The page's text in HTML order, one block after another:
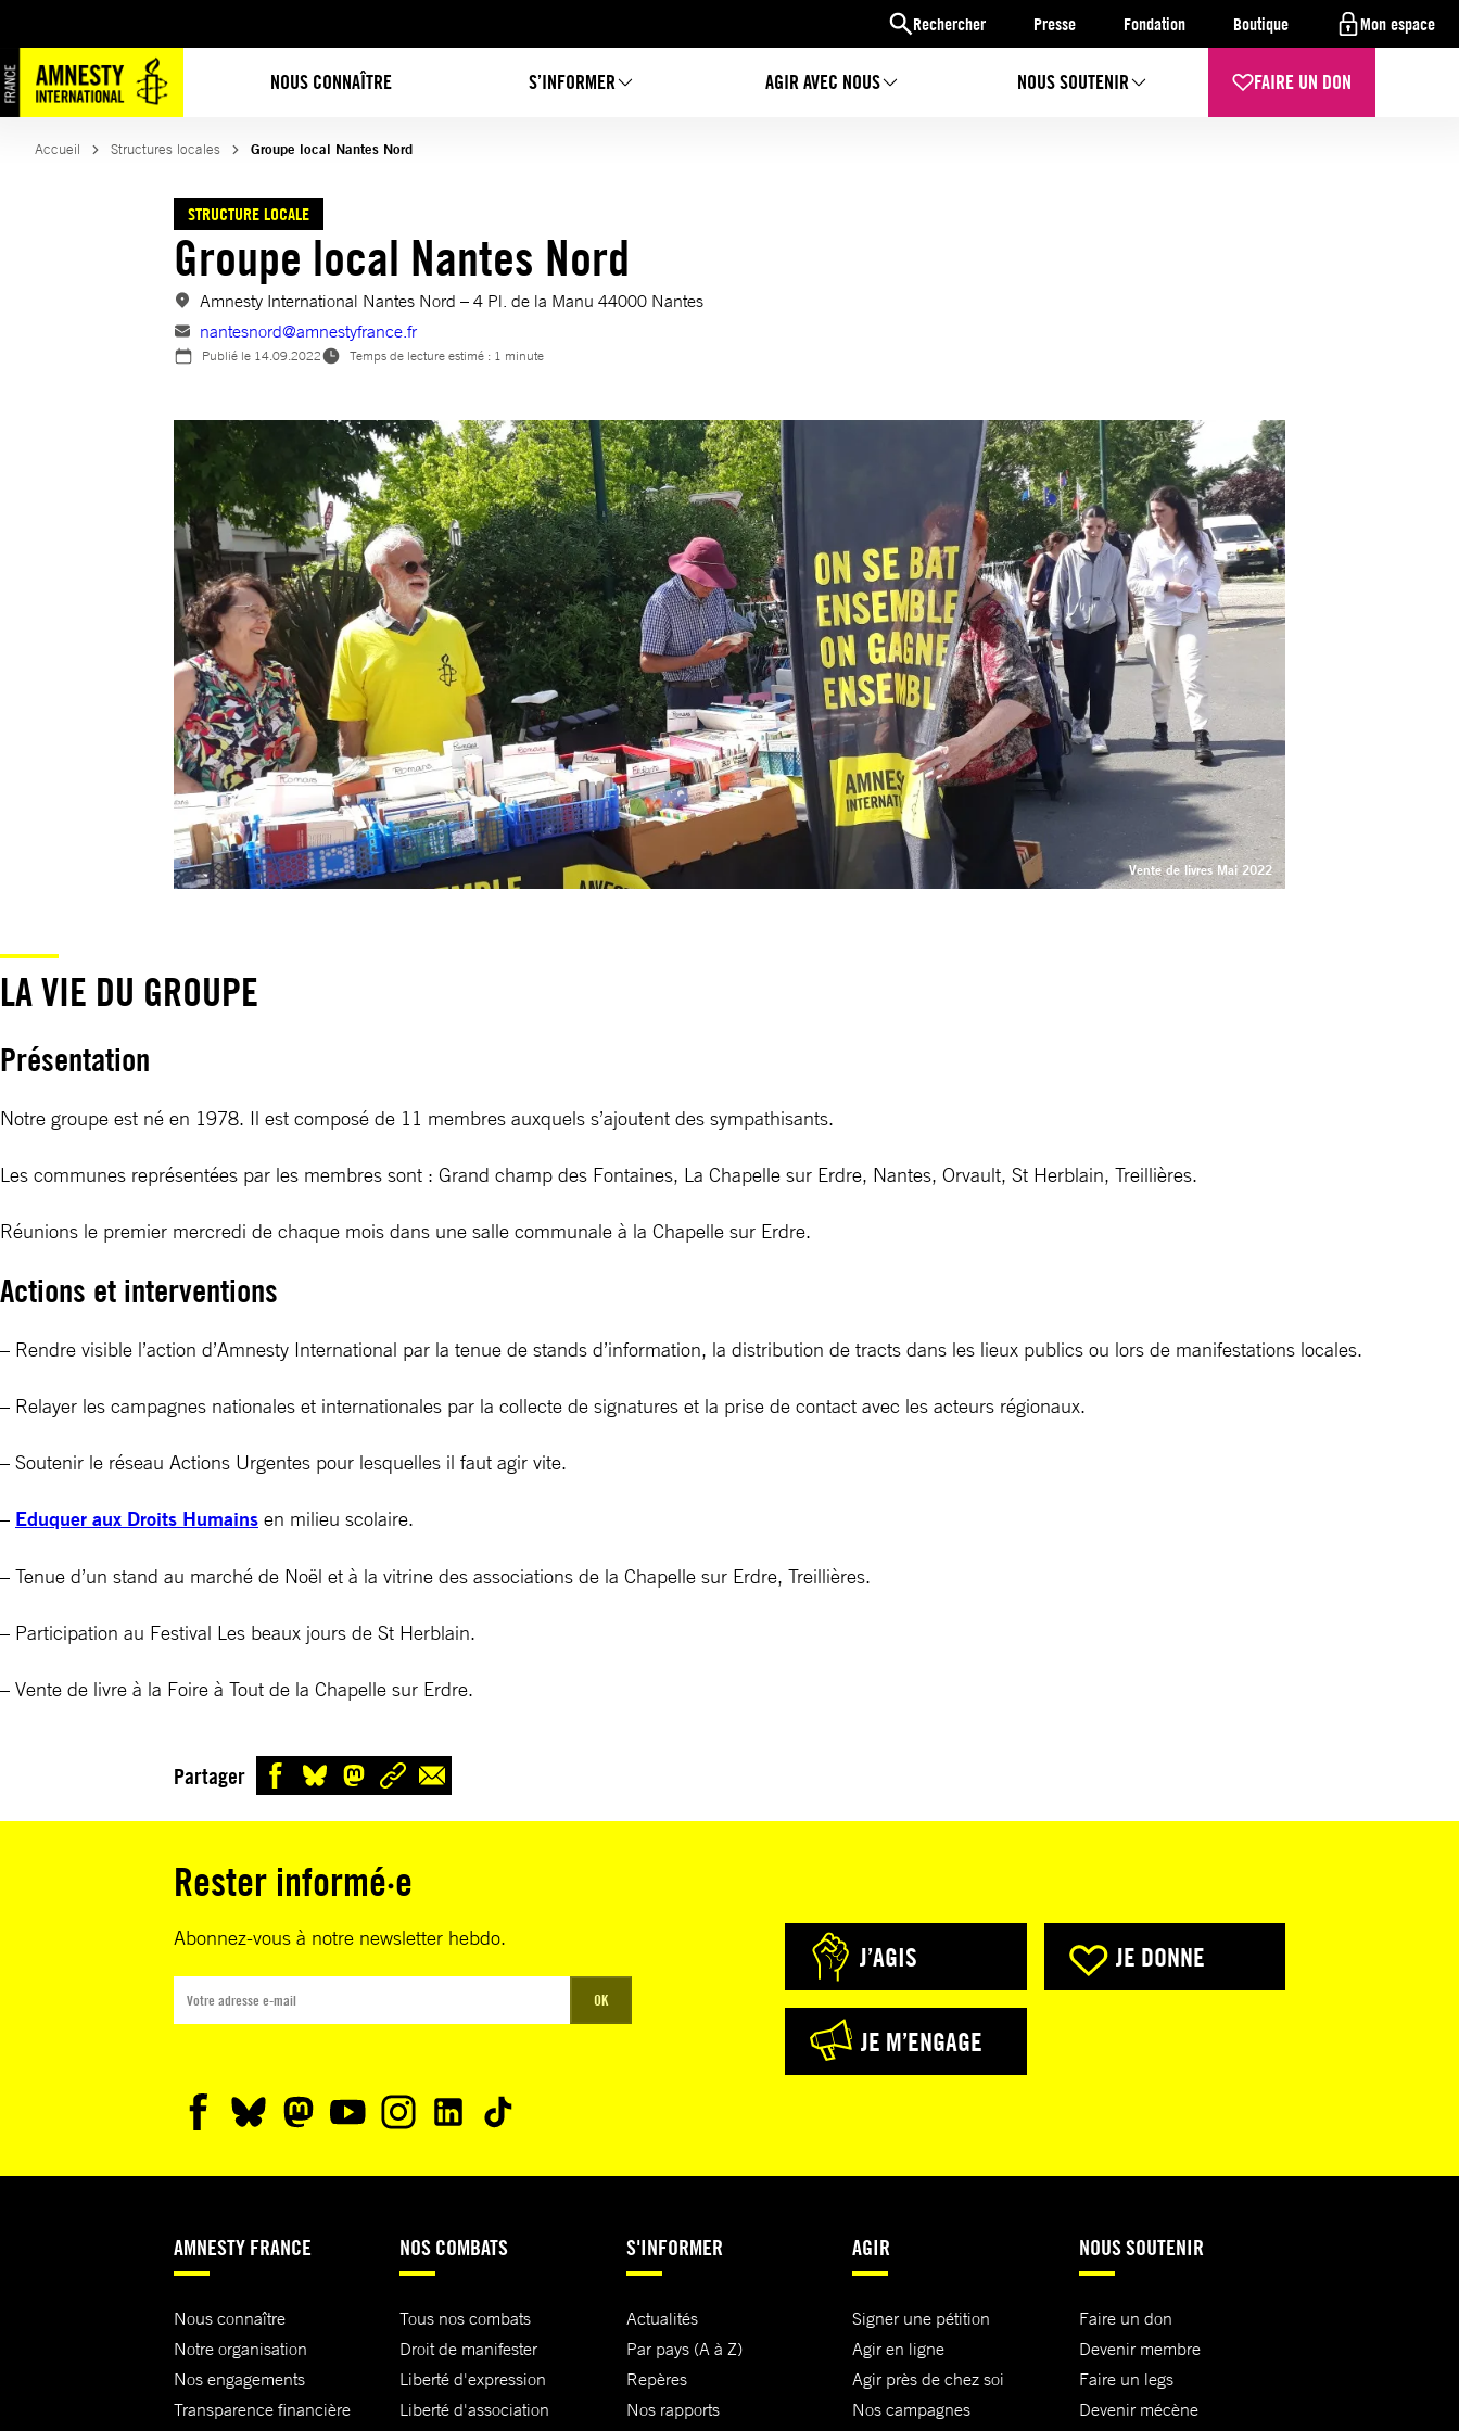
Rechercher Presse Fondation Boutique Mon espace
NOUS CONNAÎTRE S’INFORMER AGIR AVEC NOUS NOUS SOUTENIR FAIRE UN DON
au
contenu
Accueil Structures locales Groupe local Nantes Nord
STRUCTURE LOCALE
Groupe local Nantes Nord
Amnesty International Nantes Nord – 4 Pl. de la Manu 44000 Nantes
nantesnord@amnestyfrance.fr
Publié le 14.09.2022 Temps de lecture estimé : 1 minute
Vente de livres Mai 2022
LA VIE DU GROUPE
Présentation
Notre groupe est né en 1978. Il est composé de 11 membres auxquels s’ajoutent des sympathisants.
Les communes représentées par les membres sont : Grand champ des Fontaines, La Chapelle sur Erdre, Nantes, Orvault, St Herblain, Treillières.
Réunions le premier mercredi de chaque mois dans une salle communale à la Chapelle sur Erdre.
Actions et interventions
– Rendre visible l’action d’Amnesty International par la tenue de stands d’information, la distribution de tracts dans les lieux publics ou lors de manifestations locales.
– Relayer les campagnes nationales et internationales par la collecte de signatures et la prise de contact avec les acteurs régionaux.
– Soutenir le réseau Actions Urgentes pour lesquelles il faut agir vite.
– Eduquer aux Droits Humains en milieu scolaire.
– Tenue d’un stand au marché de Noël et à la vitrine des associations de la Chapelle sur Erdre, Treillières.
– Participation au Festival Les beaux jours de St Herblain.
– Vente de livre à la Foire à Tout de la Chapelle sur Erdre.
Partager
Rester informé·e
Abonnez-vous à notre newsletter hebdo.
OK
J’AGIS JE DONNE
JE M’ENGAGE
AMNESTY FRANCE
Nous connaître
Notre organisation
Nos engagements
Transparence financière
NOS COMBATS
Tous nos combats
Droit de manifester
Liberté d'expression
Liberté d'association
S'INFORMER
Actualités
Par pays (A à Z)
Repères
Nos rapports
AGIR
Signer une pétition
Agir en ligne
Agir près de chez soi
Nos campagnes
NOUS SOUTENIR
Faire un don
Devenir membre
Faire un legs
Devenir mécène